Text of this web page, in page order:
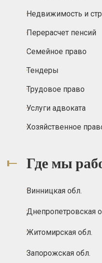
Недвижимость и
Перерасчет пенсий
Семейное право
Тендеры
Трудовое право
Услуги адвоката
Хозяйственное
Где мы
Винницкая обл.
Днепропетровская
Житомирская обл.
Запорожская обл.